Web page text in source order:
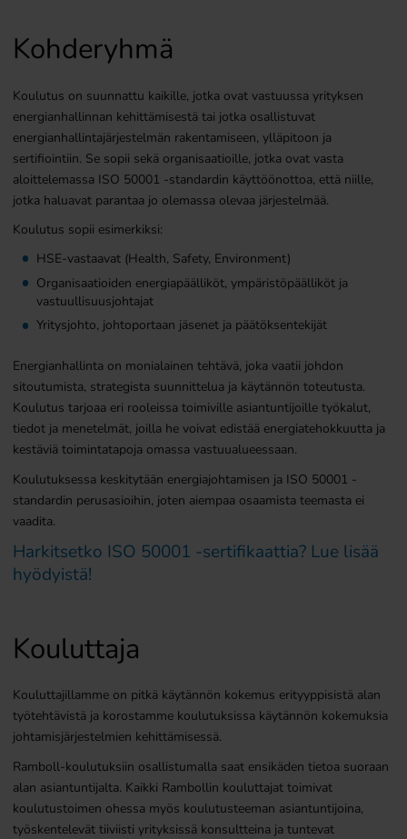
Kohderyhmä
Koulutus on suunnattu kaikille, jotka ovat vastuussa yrityksen
energianhallinnan kehittämisestä tai jotka osallistuvat
energianhallintajärjestelmän rakentamiseen, ylläpitoon ja
sertifiointiin. Se sopii sekä organisaatioille, jotka ovat vasta
aloittelemassa ISO 50001 -standardin käyttöönottoa, että niille,
jotka haluavat parantaa jo olemassa olevaa järjestelmää.
Koulutus sopii esimerkiksi:
HSE-vastaavat (Health, Safety, Environment)
Organisaatioiden energiapäälliköt, ympäristöpäälliköt ja
vastuullisuusjohtajat
Yritysjohto, johtoportaan jäsenet ja päätöksentekijät
Energianhallinta on monialainen tehtävä, joka vaatii johdon
sitoutumista, strategista suunnittelua ja käytännön toteutusta.
Koulutus tarjoaa eri rooleissa toimiville asiantuntijoille työkalut,
tiedot ja menetelmät, joilla he voivat edistää energiatehokkuutta ja
kestäviä toimintatapoja omassa vastuualueessaan.
Koulutuksessa keskitytään energiajohtamisen ja ISO 50001 -
standardin perusasioihin, joten aiempaa osaamista teemasta ei
vaadita.
Harkitsetko ISO 50001 -sertifikaattia? Lue lisää
hyödyistä!
Kouluttaja
Kouluttajillamme on pitkä käytännön kokemus erityyppisistä alan
työtehtävistä ja korostamme koulutuksissa käytännön kokemuksia
johtamisjärjestelmien kehittämisessä.
Ramboll-koulutuksiin osallistumalla saat ensikäden tietoa suoraan
alan asiantuntijalta. Kaikki Rambollin kouluttajat toimivat
koulutustoimen ohessa myös koulutusteeman asiantuntijoina,
työskentelevät tiiviisti yrityksissä konsultteina ja tuntevat